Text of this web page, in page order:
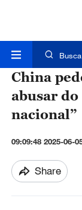
Busca
China
abusar
nacional”
09:09:48 2025-06-
Share